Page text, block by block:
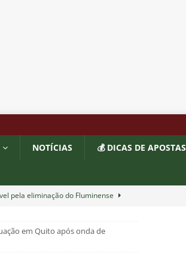
NOTÍCIAS 💰 DICAS DE APOSTAS
pela eliminação do Fluminense
Vasco – Copa do Brasil 2026
em Quito após onda de